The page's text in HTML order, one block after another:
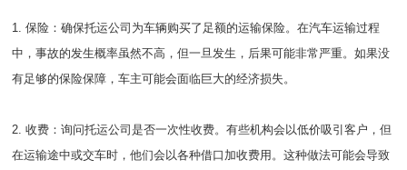
1. 保险：确保托运公司为车辆购买了足额的运输保险。在汽车运输过程
中，事故的发生概率虽然不高，但一旦发生，后果可能非常严重。如果没
有足够的保险保障，车主可能会面临巨大的经济损失。
2. 收费：询问托运公司是否一次性收费。有些机构会以低价吸引客户，但
在运输途中或交车时，他们会以各种借口加收费用。这种做法可能会导致